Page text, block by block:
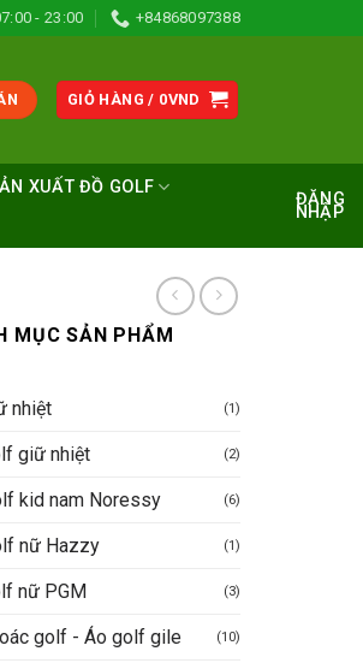
- 23:00 +84868097388
GIỎ HÀNG / 0VND
XUẤT ĐỒ GOLF
ĐĂNG
NHẬP
MỤC SẢN PHẨM
nhiệt (1)
giữ nhiệt (2)
kid nam Noressy (6)
nữ Hazzy (1)
nữ PGM (3)
golf - Áo golf gile (10)